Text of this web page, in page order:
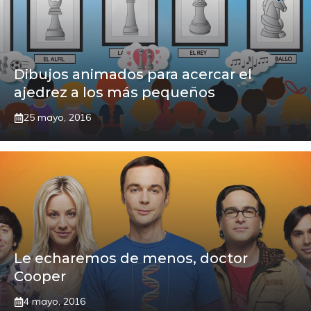
Dibujos animados para acercar el
ajedrez a los más pequeños
25 mayo, 2016
Le echaremos de menos, doctor
Cooper
4 mayo, 2016